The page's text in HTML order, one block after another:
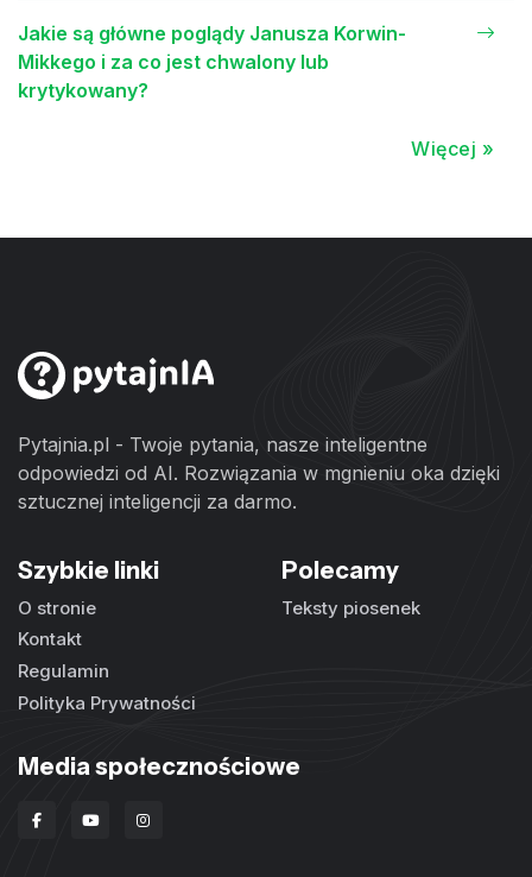
Jakie są główne poglądy Janusza Korwin-
Mikkego i za co jest chwalony lub
krytykowany?
Więcej »
Pytajnia.pl - Twoje pytania, nasze inteligentne
odpowiedzi od AI. Rozwiązania w mgnieniu oka dzięki
sztucznej inteligencji za darmo.
Szybkie linki
O stronie
Kontakt
Regulamin
Polityka Prywatności
Polecamy
Teksty piosenek
Media społecznościowe